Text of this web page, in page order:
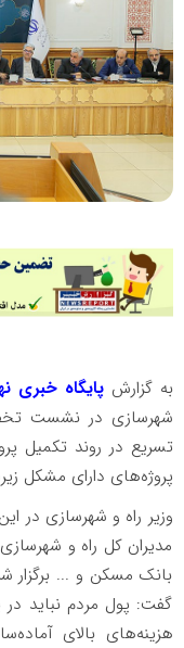
به گزارش پایگاه
شهرسازی در نشست
تسریع در روند تکمیل
پروژه‌های دارای مشکل
وزیر راه و شهرسازی در
مدیران کل راه و
بانک مسکن و ... برگزار
گفت: پول مردم نباید
هزینه‌های بالای